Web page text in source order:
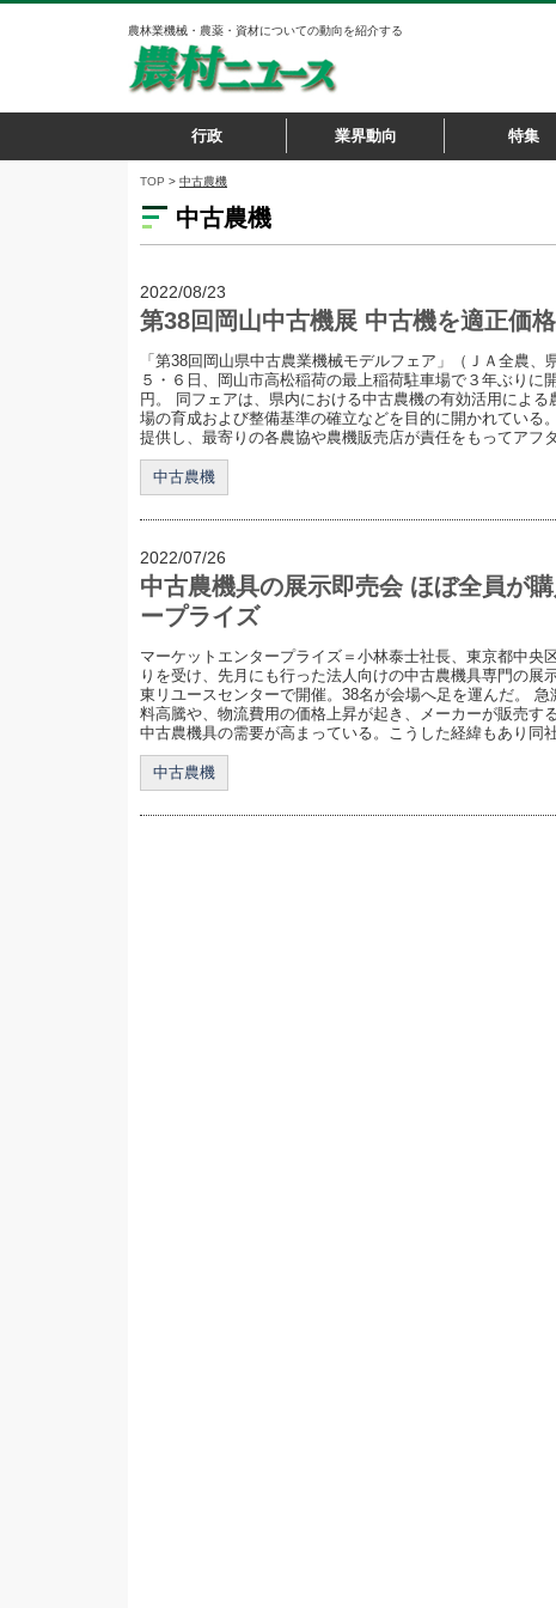
農林業機械・農薬・資材についての動向を紹介する
行政 業界動向 特集
TOP > 中古農機
中古農機
2022/08/23
第38回岡山中古機展 中古機を適正価
「第38回岡山県中古農業機械モデルフェア」（ＪＡ全農、
５・６日、岡山市高松稲荷の最上稲荷駐車場で３年ぶりに
円。 同フェアは、県内における中古農機の有効活用によ
場の育成および整備基準の確立などを目的に開かれている
提供し、最寄りの各農協や農機販売店が責任をもってアフ
中古農機
2022/07/26
中古農機具の展示即売会 ほぼ全員が
ープライズ
マーケットエンタープライズ＝小林泰士社長、東京都中央
りを受け、先月にも行った法人向けの中古農機具専門の展
東リユースセンターで開催。38名が会場へ足を運んだ。
料高騰や、物流費用の価格上昇が起き、メーカーが販売す
中古農機具の需要が高まっている。こうした経緯もあり同
中古農機